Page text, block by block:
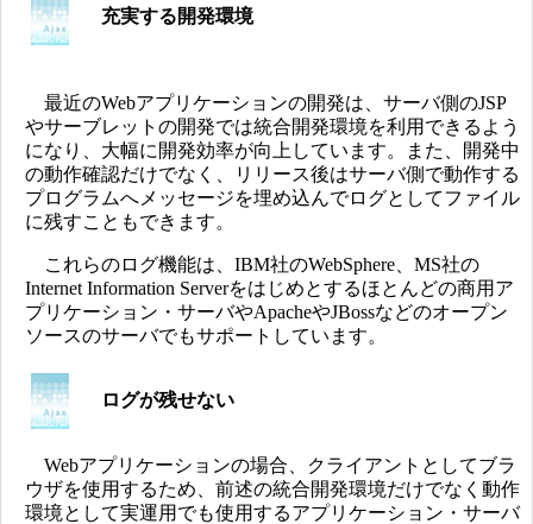
充実する開発環境
最近のWebアプリケーションの開発は、サーバ側のJSP
やサーブレットの開発では統合開発環境を利用できるよう
になり、大幅に開発効率が向上しています。また、開発中
の動作確認だけでなく、リリース後はサーバ側で動作する
プログラムへメッセージを埋め込んでログとしてファイル
に残すこともできます。
これらのログ機能は、IBM社のWebSphere、MS社の
Internet Information Serverをはじめとするほとんどの商用ア
プリケーション・サーバやApacheやJBossなどのオープン
ソースのサーバでもサポートしています。
ログが残せない
Webアプリケーションの場合、クライアントとしてブラ
ウザを使用するため、前述の統合開発環境だけでなく動作
環境として実運用でも使用するアプリケーション・サーバ